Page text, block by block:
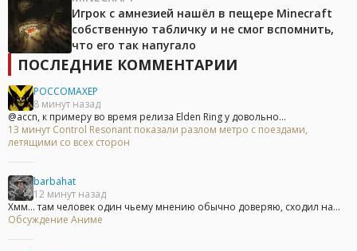
Игрок с амнезией нашёл в пещере Minecraft
собственную табличку и не смог вспомнить,
что его так напугало
ПОСЛЕДНИЕ КОММЕНТАРИИ
POCCOMAXEP
8 минут назад
@accn, к примеру во время релиза Elden Ring у довольно...
13 минут Control Resonant показали разлом метро с поездами,
летящими со всех сторон
barbahat
12 минут назад
Хмм... там человек один чьему мнению обычно доверяю, сходил на...
Обсуждение Аниме